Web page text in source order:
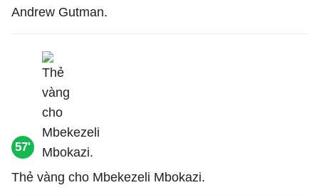
Andrew Gutman.
57'
Thẻ vàng cho Mbekezeli Mbokazi.